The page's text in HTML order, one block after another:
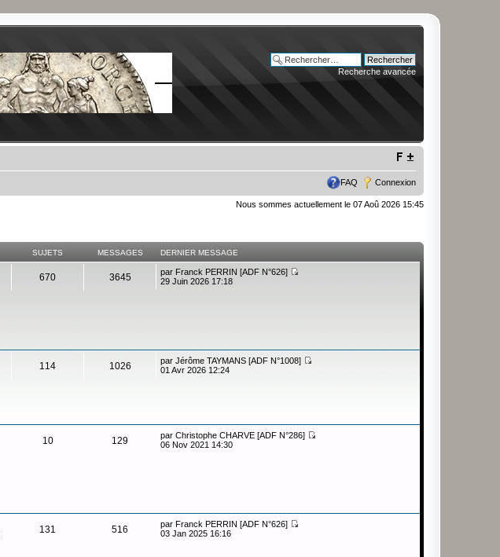
Recherche avancée
FAQ Connexion
Nous sommes actuellement le 07 Aoû 2026 15:45
SUJETS MESSAGES DERNIER MESSAGE
670 3645 par Franck PERRIN [ADF N°626]
29 Juin 2026 17:18
114 1026 parJérôme TAYMANS [ADF N°1008]
01 Avr 2026 12:24
10 129 parChristophe CHARVE [ADF N°286]
06 Nov 2021 14:30
131 516 parFranck PERRIN [ADF N°626]
03 Jan 2025 16:16